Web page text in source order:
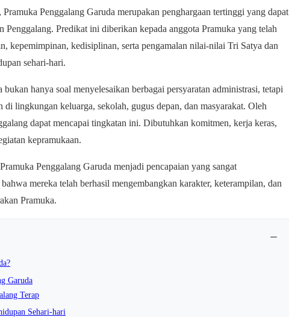
Penggalang Garuda merupakan penghargaan tertinggi yang dapat
Penggalang. Predikat ini diberikan kepada anggota Pramuka yang telah
kepemimpinan, kedisiplinan, serta pengamalan nilai-nilai Tri Satya dan
sehari-hari.
hanya soal menyelesaikan berbagai persyaratan administrasi, tetapi
di lingkungan keluarga, sekolah, gugus depan, dan masyarakat. Oleh
dapat mencapai tingkatan ini. Dibutuhkan komitmen, kerja keras,
kepramukaan.
Penggalang Garuda menjadi pencapaian yang sangat
mereka telah berhasil mengembangkan karakter, keterampilan, dan
Pramuka.
−
Garuda
Terap
Sehari-hari